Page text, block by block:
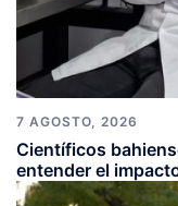
7 AGOSTO, 2026
Científicos
entender el